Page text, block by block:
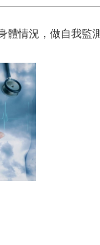
情況，做自我監